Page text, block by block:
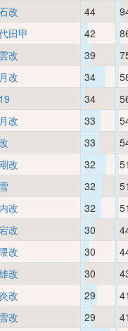
改 44
田甲 42
改 39
改 34
34
改 33
33
改 32
32
改 32
改 30
改 30
改 30
改 29
改 29